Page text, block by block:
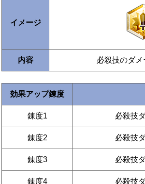
イメージ
内容 必殺技のダ
効果アップ錬度
錬度1 必殺技
錬度2 必殺技
錬度3 必殺技
錬度4 必殺技